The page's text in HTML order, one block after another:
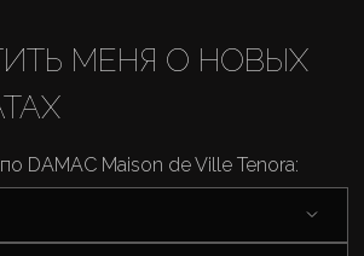
МЕНЯ О НОВЫХ
DAMAC Maison de Ville Tenora: